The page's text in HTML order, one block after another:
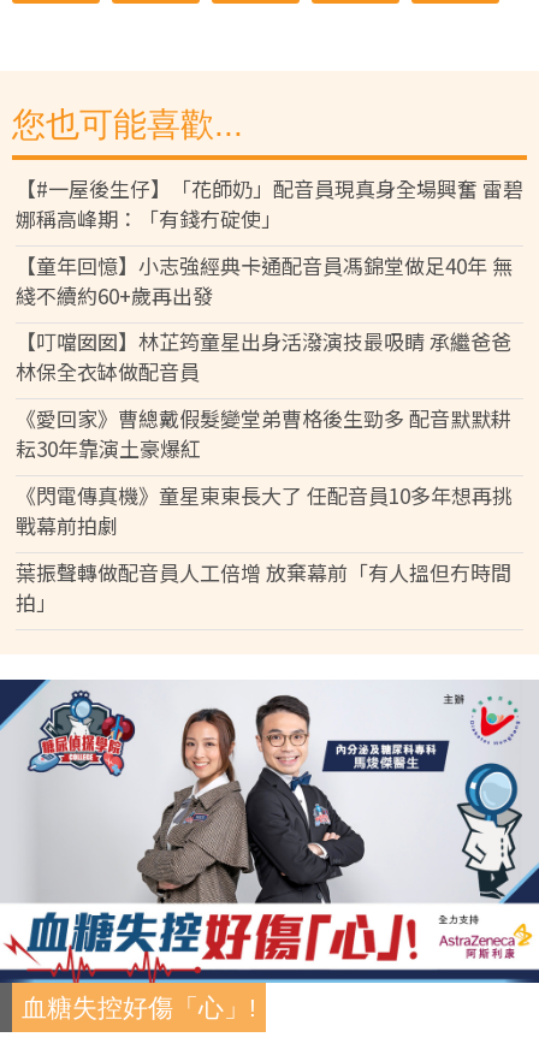
您也可能喜歡...
【#一屋後生仔】「花師奶」配音員現真身全場興奮 雷碧
娜稱高峰期：「有錢冇碇使」
【童年回憶】小志強經典卡通配音員馮錦堂做足40年 無
綫不續約60+歲再出發
【叮噹囡囡】林芷筠童星出身活潑演技最吸睛 承繼爸爸
林保全衣缽做配音員
《愛回家》曹總戴假髮變堂弟曹格後生勁多 配音默默耕
耘30年靠演土豪爆紅
《閃電傳真機》童星東東長大了 任配音員10多年想再挑
戰幕前拍劇
葉振聲轉做配音員人工倍增 放棄幕前「有人搵但冇時間
拍」
血糖失控好傷「心」!